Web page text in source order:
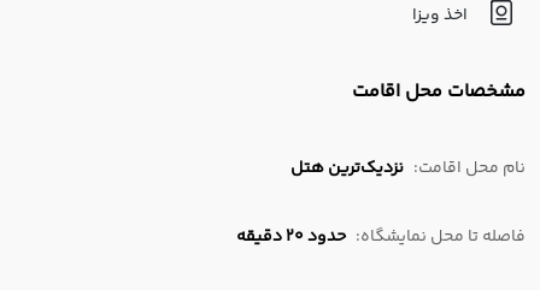
اخذ ویزا
مشخصات محل اقامت
نام محل اقامت: نزدیک‌ترین هتل
فاصله تا محل نمایشگاه: حدود 20 دقیقه